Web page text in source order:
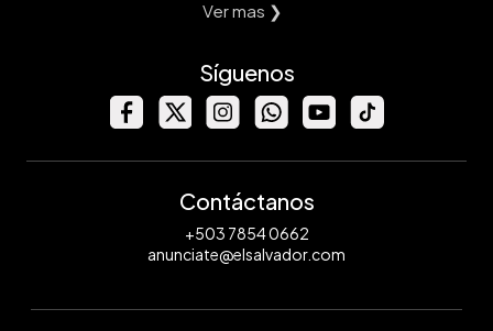
Ver mas ❯
Síguenos
Contáctanos
+503 7854 0662
anunciate@elsalvador.com